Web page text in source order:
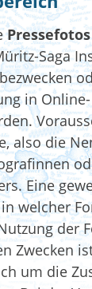
Pressefotos
Saga
in
also die
Eine
welcher
der
Zwecken
um die